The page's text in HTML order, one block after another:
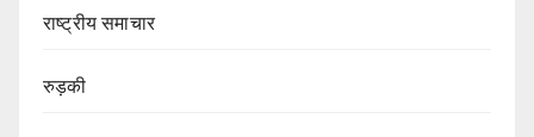
राष्ट्रीय समाचार
रुड़की